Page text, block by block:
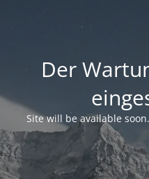
Der
Site will be available